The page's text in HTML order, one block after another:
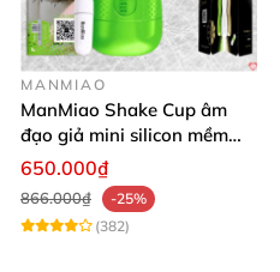
MANMIAO
ManMiao Shake Cup âm
đạo giả mini silicon mềm
mại kích thích mạnh
650.000₫
866.000₫
-25%
(382)